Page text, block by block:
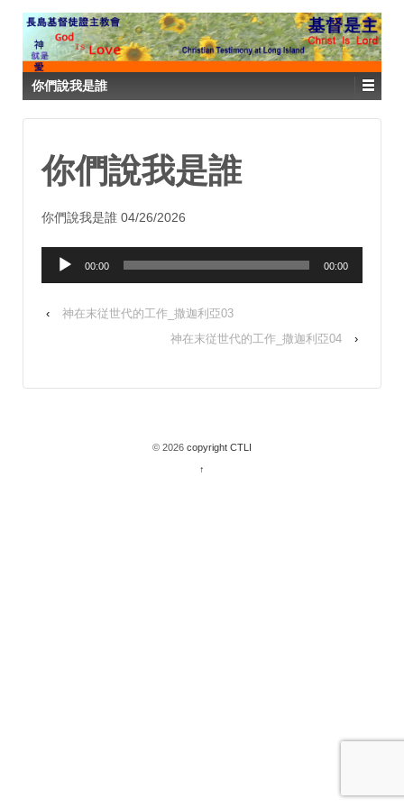
你們說我是誰
你們說我是誰
你們說我是誰 04/26/2026
Audio
Player
00:00 00:00
‹
神在末従世代的工作_撒迦利亞03
神在末従世代的工作_撒迦利亞04
›
© 2026 copyright CTLI
↑